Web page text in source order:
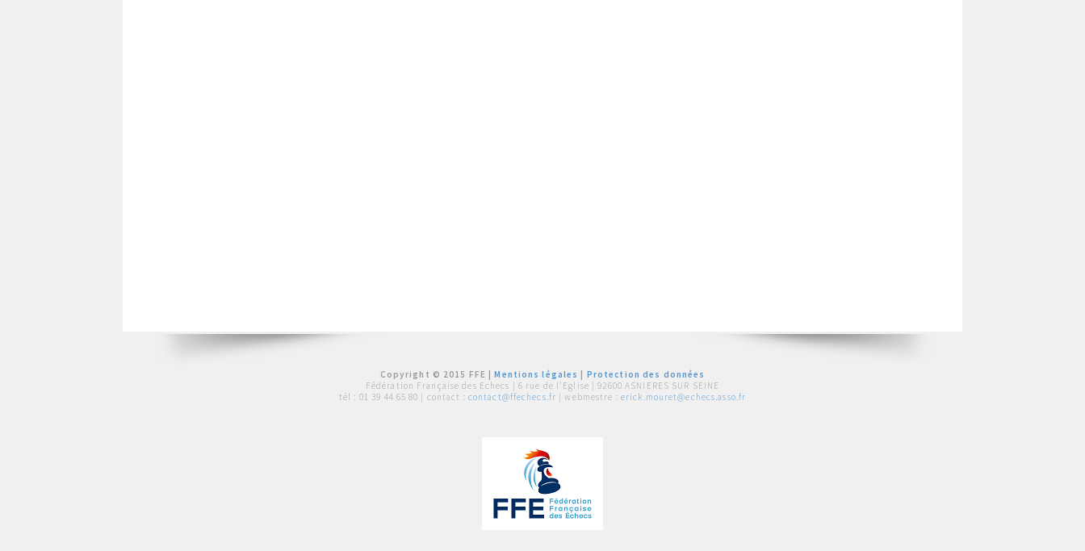
Copyright © 2015 FFE |Mentions légales
Protection des données
Fédération Française des Echecs | 6 rue de l'Eglise | 92600 ASNIERES SUR SEINE
tél : 01 39 44 65 80 | contact : contact@ffechecs.fr | webmestre : erick.mouret@echecs.asso.fr